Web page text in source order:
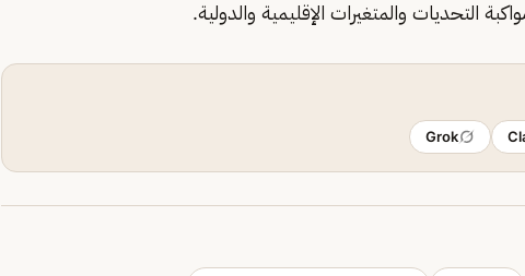
التحديات والمتغيرات الإقليمية والدولية.
Grok